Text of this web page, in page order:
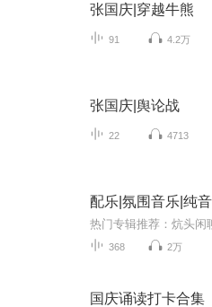
张国庆|穿越牛熊
91 4.2万
张国庆|舆论战
22 4713
配乐|氛围音乐|纯
368 2万
国庆诵读打卡合集